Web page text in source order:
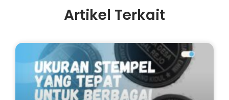
Artikel Terkait